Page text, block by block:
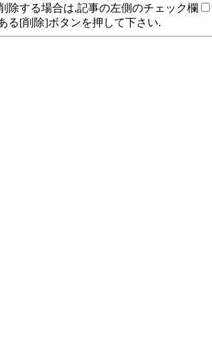
除する場合は,記事の左側のチェック欄
る[削除]ボタンを押して下さい.